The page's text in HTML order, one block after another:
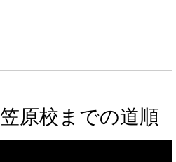
原校までの道順